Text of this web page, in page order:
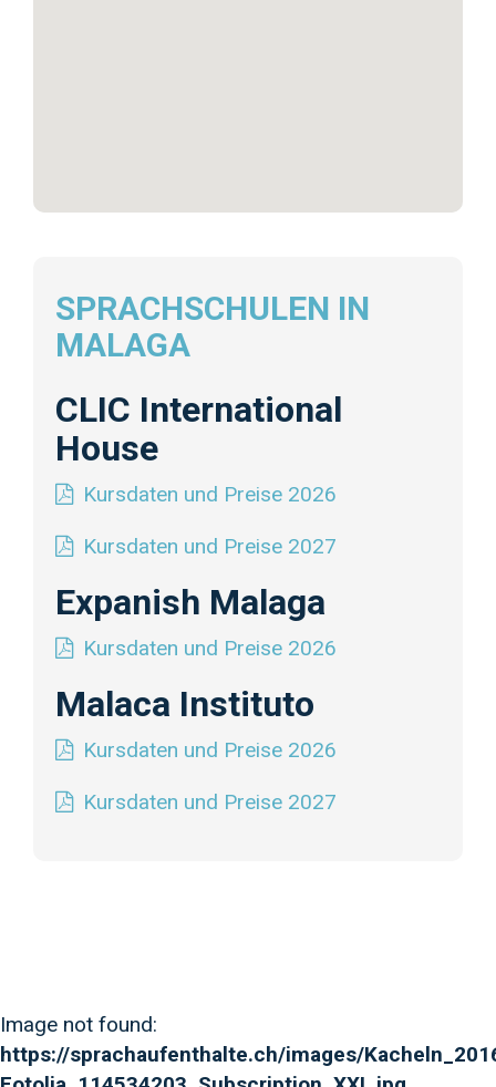
SPRACHSCHULEN IN
MALAGA
CLIC International
House
Kursdaten und Preise 2026
Kursdaten und Preise 2027
Expanish Malaga
Kursdaten und Preise 2026
Malaca Instituto
Kursdaten und Preise 2026
Kursdaten und Preise 2027
Image not found:
https://sprachaufenthalte.ch/images/